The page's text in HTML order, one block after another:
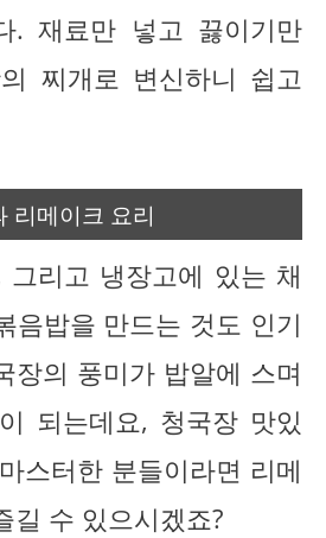
. 재료만 넣고 끓이기만
찌개로 변신하니 쉽고
리메이크 요리
리고 냉장고에 있는 채
음밥을 만드는 것도 인기
장의 풍미가 밥알에 스며
되는데요, 청국장 맛있
스터한 분들이라면 리메
길 수 있으시겠죠?